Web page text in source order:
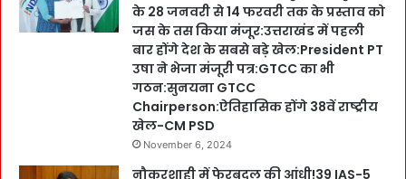
के 28 जनवरी से 14 फरवरी तक के प्रस्ताव को
जस के तस किया मंजूर:उत्तराखंड में पहली
बार होंगे देश के सबसे बड़े खेल:President PT
उषा ने भेजा मंजूरी पत्र:GTCC का भी
गठन:सुनयना GTCC
Chairperson:ऐतिहासिक होंगे 38वें राष्ट्रीय
खेल-CM PSD
November 6, 2024
नौकरशाही में फेरबदल की आंधी!39 IAS-5